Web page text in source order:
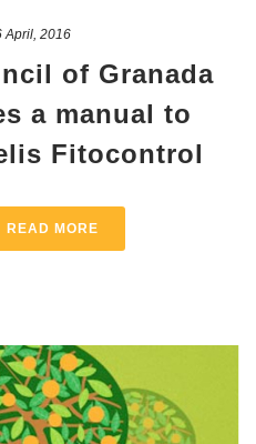
April, 2016
of Granada
a manual to
Fitocontrol
READ MORE